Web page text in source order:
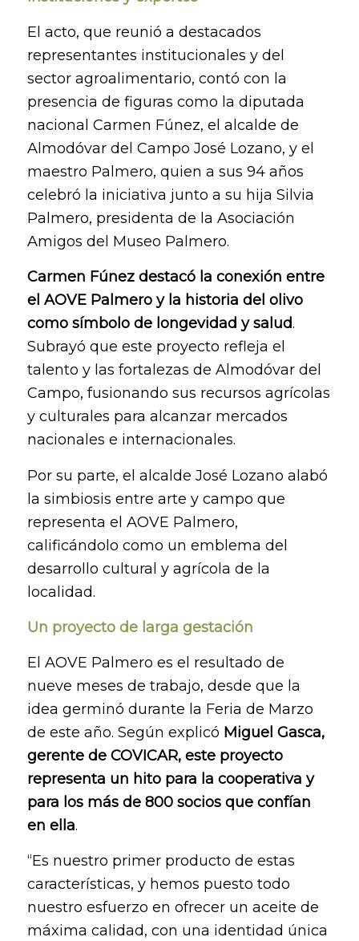
El acto, que reunió a destacados
representantes institucionales y del
sector agroalimentario, contó con la
presencia de figuras como la diputada
nacional Carmen Fúnez, el alcalde de
Almodóvar del Campo José Lozano, y el
maestro Palmero, quien a sus 94 años
celebró la iniciativa junto a su hija Silvia
Palmero, presidenta de la Asociación
Amigos del Museo Palmero.
Carmen Fúnez destacó la conexión entre
el AOVE Palmero y la historia del olivo
como símbolo de longevidad y salud.
Subrayó que este proyecto refleja el
talento y las fortalezas de Almodóvar del
Campo, fusionando sus recursos agrícolas
y culturales para alcanzar mercados
nacionales e internacionales.
Por su parte, el alcalde José Lozano alabó
la simbiosis entre arte y campo que
representa el AOVE Palmero,
calificándolo como un emblema del
desarrollo cultural y agrícola de la
localidad.
Un proyecto de larga gestación
El AOVE Palmero es el resultado de
nueve meses de trabajo, desde que la
idea germinó durante la Feria de Marzo
de este año. Según explicó Miguel Gasca,
gerente de COVICAR, este proyecto
representa un hito para la cooperativa y
para los más de 800 socios que confían
en ella.
“Es nuestro primer producto de estas
características, y hemos puesto todo
nuestro esfuerzo en ofrecer un aceite de
máxima calidad, con una identidad única